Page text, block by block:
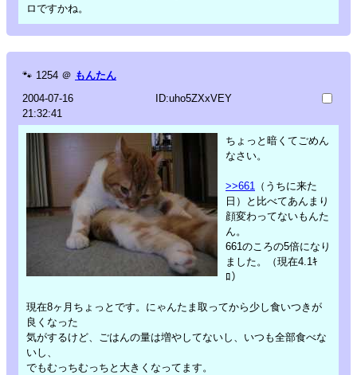
ロですかね。
🐾 1254 ＠ もんたん
2004-07-16
21:32:41
ID:uho5ZXxVEY
ちょっと暗くてごめん
なさい。
>>661
（うちに来た
日）と比べてあんまり
顔変わってないもんた
ん。
661のころの5倍になり
ました。（現在4.1ｷ
ﾛ）
現在8ヶ月ちょっとです。にゃんたま取ってから少し食いつきが
良くなった
気がするけど、ごはんの量は増やしてないし、いつも全部食べな
いし、
でもむっちむっちと大きくなってます。